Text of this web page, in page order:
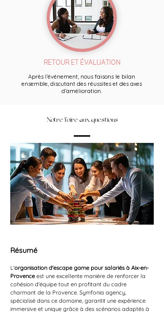
RETOUR ET ÉVALUATION
Après l’événement, nous faisons le bilan
ensemble, discutant des réussites et des axes
d’amélioration.
Notre foire aux questions
Résumé
L'organisation d'escape game pour salariés à Aix-en-
Provence est une excellente manière de renforcer la
cohésion d'équipe tout en profitant du cadre
charmant de la Provence. Symfonia agency,
spécialisé dans ce domaine, garantit une expérience
immersive et unique grâce à des scénarios adaptés à